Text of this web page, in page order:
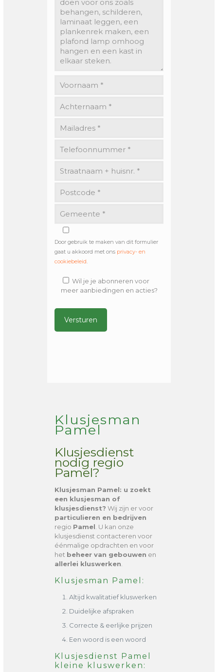
Door gebruik te maken van dit formulier
gaat u akkoord met ons privacy- en
cookiebeleid.
Wil je je abonneren voor
meer aanbiedingen en acties?
Klusjesman
Pamel
Klusjesdienst
nodig regio
Pamel?
Klusjesman Pamel: u zoekt
een klusjesman of
klusjesdienst? Wij zijn er voor
particulieren en bedrijven
regio Pamel . U kan onze
klusjesdienst contacteren voor
éénmalige opdrachten en voor
het beheer van gebouwen en
allerlei kluswerken
Klusjesman Pamel:
Altijd kwalitatief kluswerken
Duidelijke afspraken
Correcte & eerlijke prijzen
Een woord is een woord
Klusjesdienst Pamel
kleine kluswerken: